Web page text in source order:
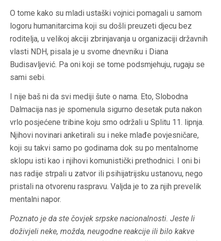
O tome kako su mladi ustaški vojnici pomagali u samom
logoru humanitarcima koji su došli preuzeti djecu bez
roditelja, u velikoj akciji zbrinjavanja u organizaciji državnih
vlasti NDH, pisala je u svome dnevniku i Diana
Budisavljević. Pa oni koji se tome podsmjehuju, rugaju se
sami sebi.
I nije baš ni da svi mediji šute o nama. Eto, Slobodna
Dalmacija nas je spomenula sigurno desetak puta nakon
vrlo posjećene tribine koju smo održali u Splitu 11. lipnja.
Njihovi novinari anketirali su i neke mlađe povjesničare,
koji su takvi samo po godinama dok su po mentalnome
sklopu isti kao i njihovi komunistički prethodnici. I oni bi
nas radije strpali u zatvor ili psihijatrijsku ustanovu, nego
pristali na otvorenu raspravu. Valjda je to za njih prevelik
mentalni napor.
Poznato je da ste čovjek srpske nacionalnosti. Jeste li
doživjeli neke, možda, neugodne reakcije ili bilo kakve